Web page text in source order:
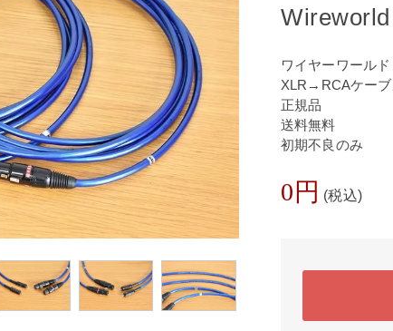
ワイヤーワールド
XLR→RCAケー
正規品
送料無料
初期不良のみ
0円 (税込)